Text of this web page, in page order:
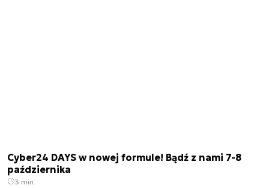
Cyber24 DAYS w nowej formule! Bądź z nami 7-8
października
3 min.